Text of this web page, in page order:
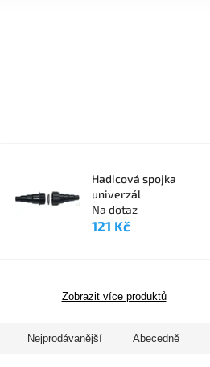
Hadicová spojka
univerzál
Na dotaz
121 Kč
Zobrazit více produktů
Nejprodávanější Abecedně